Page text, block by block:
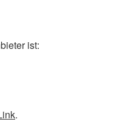
ist:
.